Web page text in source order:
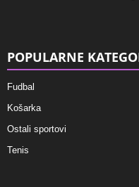
POPULARNE
Fudbal
Košarka
Ostali sportovi
Tenis